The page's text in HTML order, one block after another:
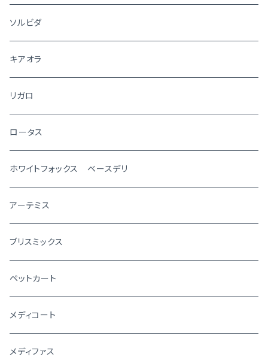
ソルビダ
キアオラ
リガロ
ロータス
ホワイトフォックス ベースデリ
アーテミス
ブリスミックス
ペットカート
メディコート
メディファス